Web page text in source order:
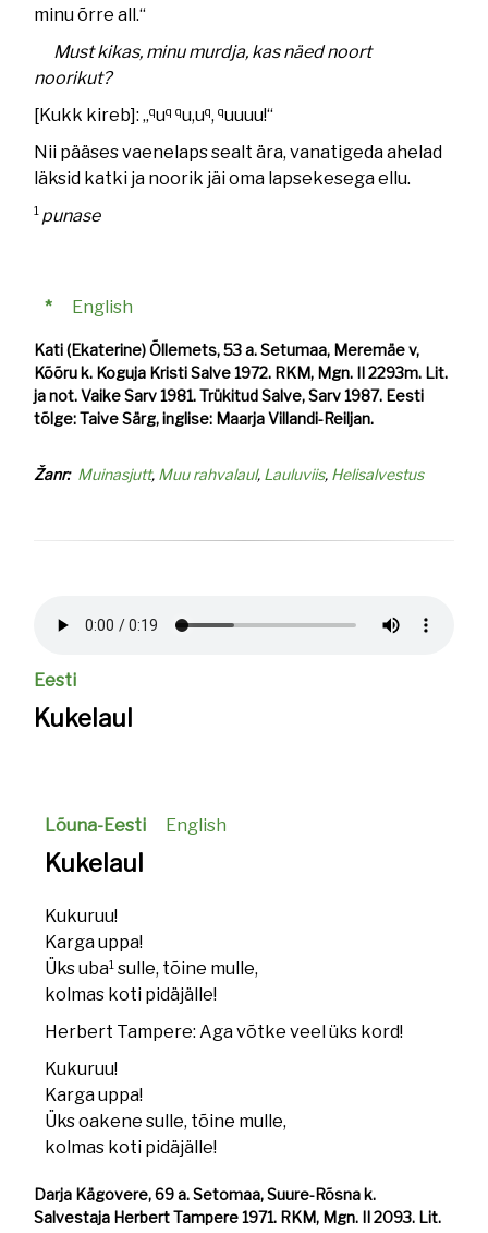
minu õrre all.“
Must kikas, minu murdja, kas näed noort
noorikut?
[Kukk kireb]: „quq qu,uq,quuuu!“
Nii pääses vaenelaps sealt ära, vanatigeda ahelad
läksid katki ja noorik jäi oma lapsekesega ellu.
1 punase
* English
Kati (Ekaterine) Õllemets, 53 a. Setumaa, Meremäe v,
Kõõru k. Koguja Kristi Salve 1972. RKM, Mgn. II 2293m. Lit.
ja not. Vaike Sarv 1981. Trükitud Salve, Sarv 1987. Eesti
tõlge: Taive Särg, inglise: Maarja Villandi-Reiljan.
Žanr Muinasjutt Muu rahvalaul Lauluviis Helisalvestus
Eesti
Kukelaul
Lõuna-Eesti English
Kukelaul
Kukuruu!
Karga uppa!
Üks uba1 sulle, tõine mulle,
kolmas koti pidäjälle!
Herbert Tampere: Aga võtke veel üks kord!
Kukuruu!
Karga uppa!
Üks oakene sulle, tõine mulle,
kolmas koti pidäjälle!
Darja Kägovere, 69 a. Setomaa, Suure-Rõsna k.
Salvestaja Herbert Tampere 1971. RKM, Mgn. II 2093. Lit.